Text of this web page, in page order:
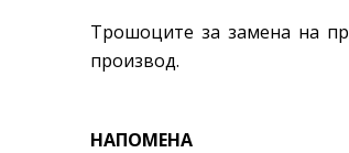
Трошоците за замена на
производ.
НАПОМЕНА